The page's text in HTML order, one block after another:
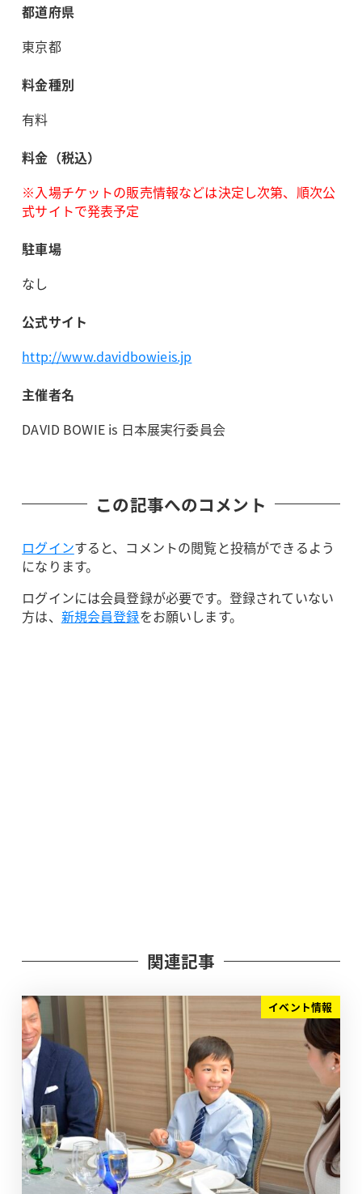
都道府県
東京都
料金種別
有料
料金（税込）
※入場チケットの販売情報などは決定し次第、順次公
式サイトで発表予定
駐車場
なし
公式サイト
http://www.davidbowieis.jp
主催者名
DAVID BOWIE is 日本展実行委員会
この記事へのコメント
ログインすると、コメントの閲覧と投稿ができるよう
になります。
ログインには会員登録が必要です。登録されていない
方は、 新規会員登録をお願いします。
関連記事
イベント情報